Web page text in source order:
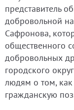
представитель
добровольной
Сафронова,
общественного
добровольных
городского
людям о том,
гражданскую